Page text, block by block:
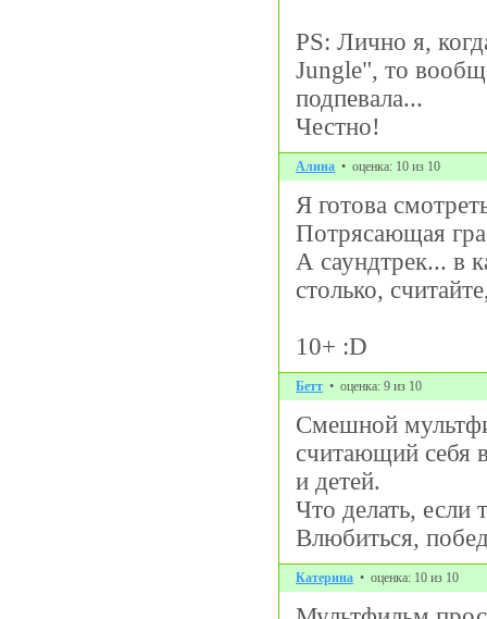
PS: Лично я,
Jungle", то
подпевала...
Честно!
Алина • оценка: 10 из 10
Я готова
Потрясающая
А саундтрек... в
столько,
10+ :D
Бетт • оценка: 9 из 10
Смешной
считающий себя
и детей.
Что делать, если
Влюбиться,
Катерина • оценка: 10 из 10